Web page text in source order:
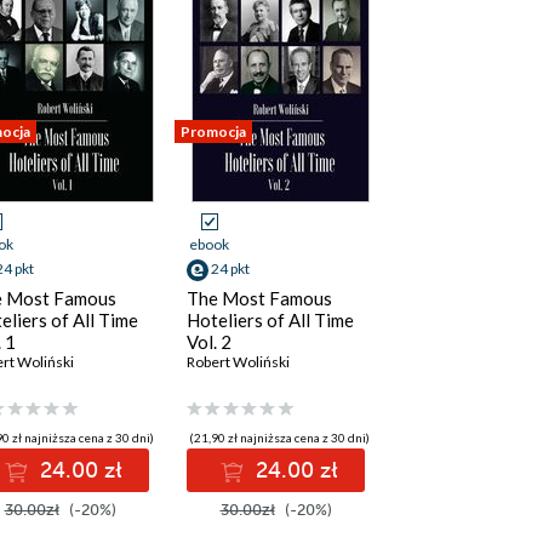
pkt
Most Famous
of All Time
1
Woliński
zł najniższa cena z 30 dni)
24.00 zł
30.00zł (-20%)
Promocja
ebook
24 pkt
The Most Famous
Hoteliers of All Time
Vol. 2
Robert Woliński
(21,90 zł najniższa cena z 30 dni)
24.00 zł
30.00zł (-20%)